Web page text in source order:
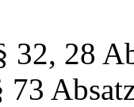
32, 28